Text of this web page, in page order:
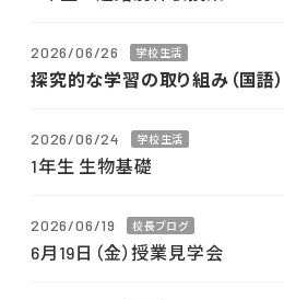
2026/06/26 学校生活
探究的な学習の取り組み（国語）
2026/06/24 学校生活
1年生 生物基礎
2026/06/19 校長ブログ
6月19日（金）授業見学会